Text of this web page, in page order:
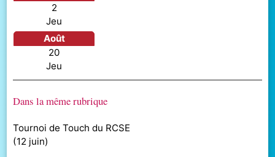
2
jeu
août
20
jeu
Dans la même rubrique
Tournoi de Touch du RCSE
(12 juin)